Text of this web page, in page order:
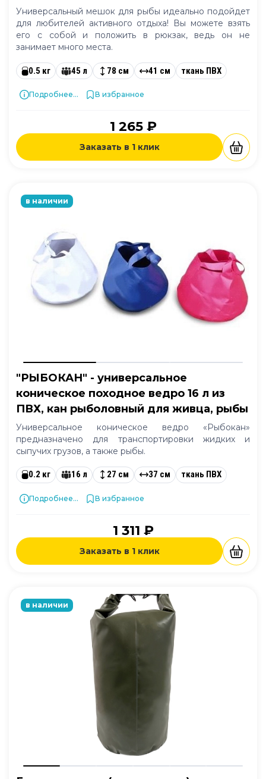
Универсальный мешок для рыбы идеально подойдет
для любителей активного отдыха! Вы можете взять
его с собой и положить в рюкзак, ведь он не
занимает много места.
0.5 кг 45 л 78 см 41 см ткань ПВХ
Подробнее... В избранное
1 265 ₽
Заказать в 1 клик
в наличии
"РЫБОКАН" - универсальное
коническое походное ведро 16 л из
ПВХ, кан рыболовный для живца, рыбы
Универсальное коническое ведро «Рыбокан»
предназначено для транспортировки жидких и
сыпучих грузов, а также рыбы.
0.2 кг 16 л 27 см 37 см ткань ПВХ
Подробнее... В избранное
1 311 ₽
Заказать в 1 клик
в наличии